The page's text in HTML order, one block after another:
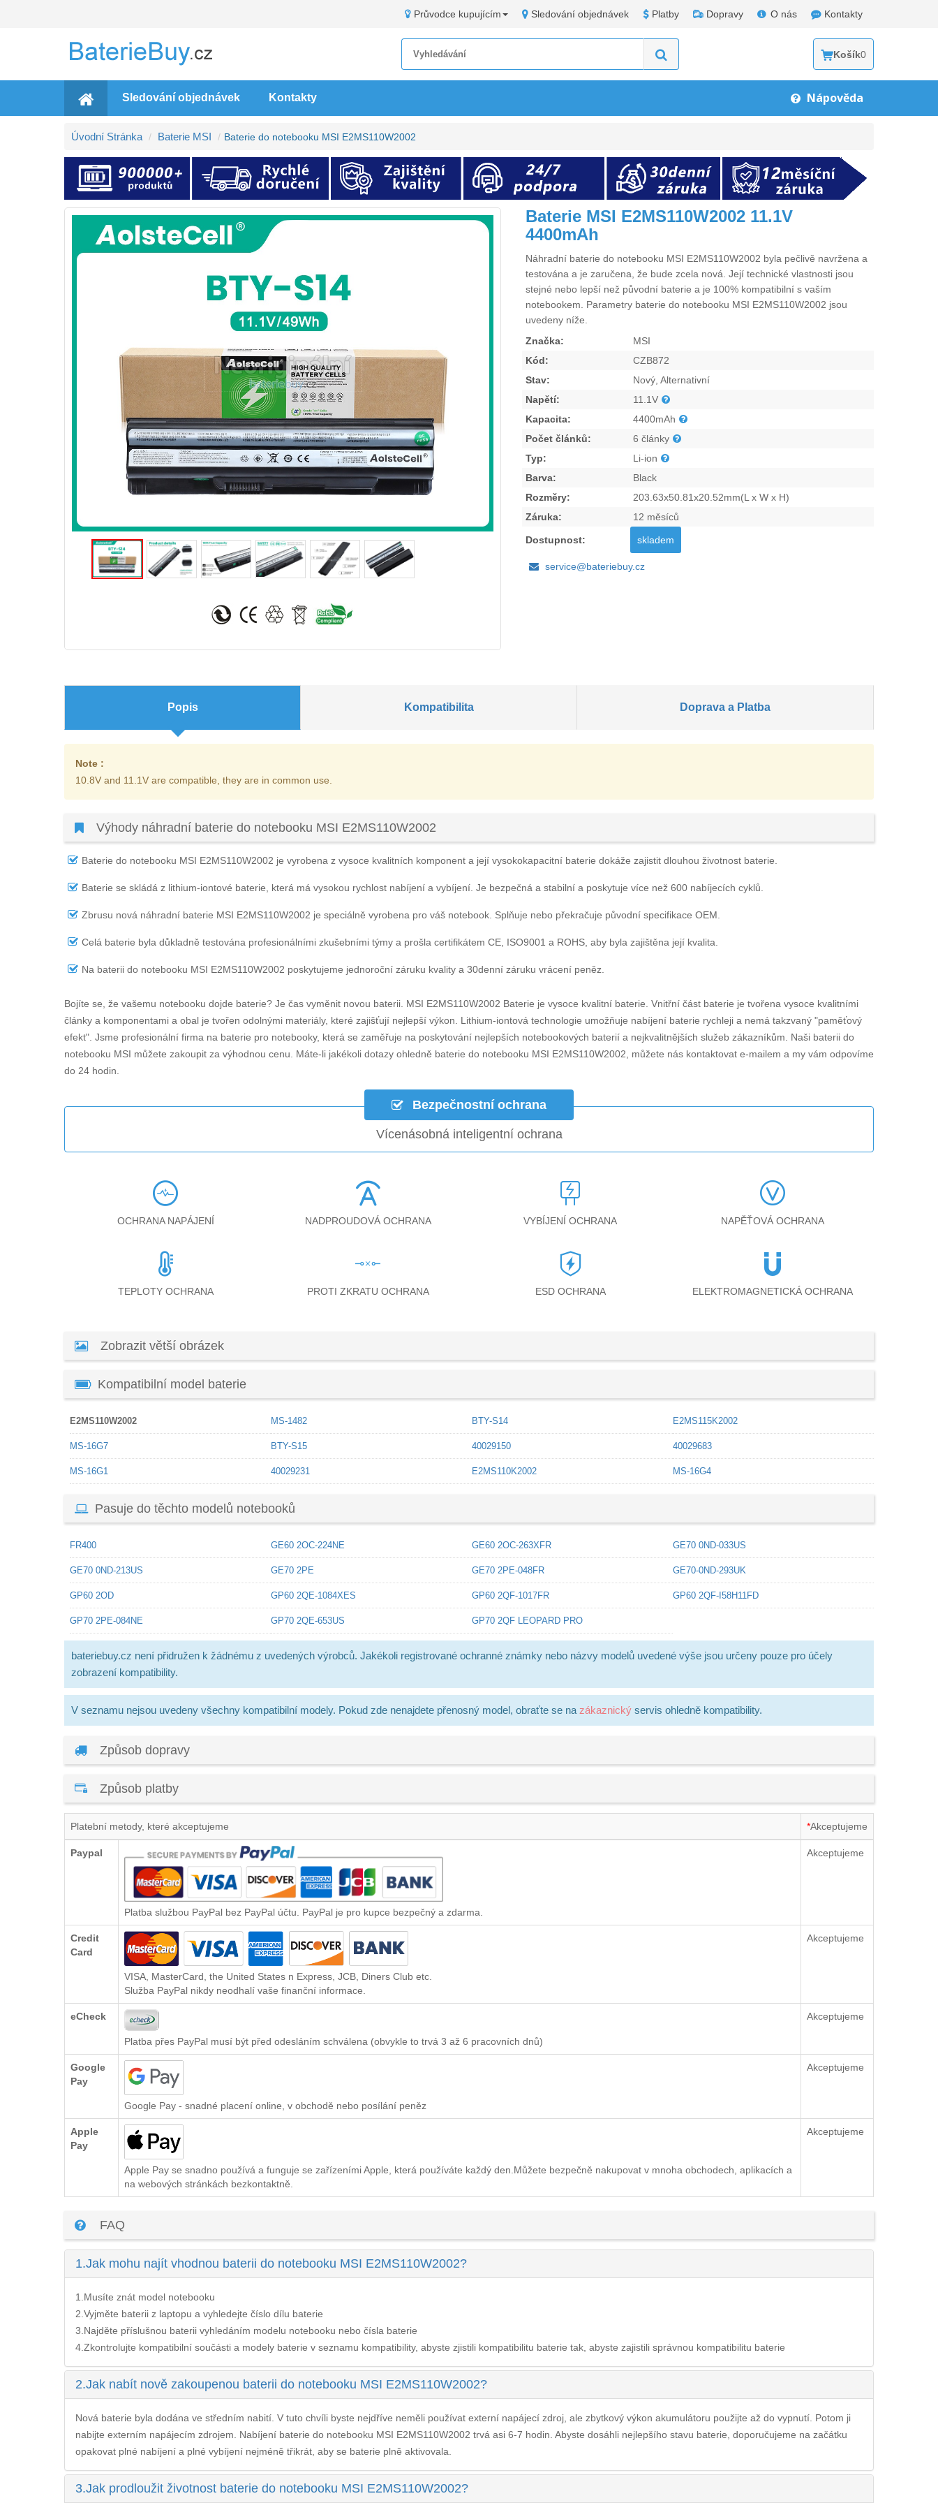
Průvodce kupujícím Sledování objednávek Platby Dopravy O nás Kontakty
Košík0
Sledování objednávek Kontakty Nápověda
Úvodní Stránka Baterie MSI Baterie do notebooku MSI E2MS110W2002
Baterie MSI E2MS110W2002 11.1V
4400mAh
Náhradní baterie do notebooku MSI E2MS110W2002 byla pečlivě navržena a
testována a je zaručena, že bude zcela nová. Její technické vlastnosti jsou
stejné nebo lepší než původní baterie a je 100% kompatibilní s vaším
notebookem. Parametry baterie do notebooku MSI E2MS110W2002 jsou
uvedeny níže.
Značka:
MSI
Kód:
CZB872
Stav:
Nový, Alternativní
Napětí:
11.1V
Kapacita:
4400mAh
Počet článků:
6 články
Typ:
Li-ion
Barva:
Black
Rozměry:
203.63x50.81x20.52mm(L x W x H)
Záruka:
12 měsíců
Dostupnost: skladem
service@bateriebuy.cz
Popis Kompatibilita Doprava a Platba
Note :
10.8V and 11.1V are compatible, they are in common use.
Výhody náhradní baterie do notebooku MSI E2MS110W2002
Baterie do notebooku MSI E2MS110W2002 je vyrobena z vysoce kvalitních komponent a její vysokokapacitní baterie dokáže zajistit dlouhou životnost baterie.
Baterie se skládá z lithium-iontové baterie, která má vysokou rychlost nabíjení a vybíjení. Je bezpečná a stabilní a poskytuje více než 600 nabíjecích cyklů.
Zbrusu nová náhradní baterie MSI E2MS110W2002 je speciálně vyrobena pro váš notebook. Splňuje nebo překračuje původní specifikace OEM.
Celá baterie byla důkladně testována profesionálními zkušebními týmy a prošla certifikátem CE, ISO9001 a ROHS, aby byla zajištěna její kvalita.
Na baterii do notebooku MSI E2MS110W2002 poskytujeme jednoroční záruku kvality a 30denní záruku vrácení peněz.
Bojíte se, že vašemu notebooku dojde baterie? Je čas vyměnit novou baterii. MSI E2MS110W2002 Baterie je vysoce kvalitní baterie. Vnitřní část baterie je tvořena vysoce kvalitními
články a komponentami a obal je tvořen odolnými materiály, které zajišťují nejlepší výkon. Lithium-iontová technologie umožňuje nabíjení baterie rychleji a nemá takzvaný "paměťový
efekt". Jsme profesionální firma na baterie pro notebooky, která se zaměřuje na poskytování nejlepších notebookových baterií a nejkvalitnějších služeb zákazníkům. Naši baterii do
notebooku MSI můžete zakoupit za výhodnou cenu. Máte-li jakékoli dotazy ohledně baterie do notebooku MSI E2MS110W2002 , můžete nás kontaktovat e-mailem a my vám odpovíme
do 24 hodin.
Bezpečnostní ochrana
Vícenásobná inteligentní ochrana
OCHRANA NAPÁJENÍ NADPROUDOVÁ OCHRANA VYBÍJENÍ OCHRANA NAPĚŤOVÁ OCHRANA
TEPLOTY OCHRANA PROTI ZKRATU OCHRANA ESD OCHRANA ELEKTROMAGNETICKÁ OCHRANA
Zobrazit větší obrázek
Kompatibilní model baterie
E2MS110W2002 MS-1482 BTY-S14 E2MS115K2002
MS-16G7 BTY-S15 40029150 40029683
MS-16G1 40029231 E2MS110K2002 MS-16G4
Pasuje do těchto modelů notebooků
FR400 GE60 2OC-224NE GE60 2OC-263XFR GE70 0ND-033US
GE70 0ND-213US GE70 2PE GE70 2PE-048FR GE70-0ND-293UK
GP60 2OD GP60 2QE-1084XES GP60 2QF-1017FR GP60 2QF-I58H11FD
GP70 2PE-084NE GP70 2QE-653US GP70 2QF LEOPARD PRO
bateriebuy.cz není přidružen k žádnému z uvedených výrobců. Jakékoli registrované ochranné známky nebo názvy modelů uvedené výše jsou určeny pouze pro účely
zobrazení kompatibility.
V seznamu nejsou uvedeny všechny kompatibilní modely. Pokud zde nenajdete přenosný model, obraťte se na zákaznický servis ohledně kompatibility.
Způsob dopravy
Způsob platby
Platební metody, které akceptujeme *Akceptujeme
Paypal
Platba službou PayPal bez PayPal účtu. PayPal je pro kupce bezpečný a zdarma.
Akceptujeme
Credit
Card
VISA, MasterCard, the United States n Express, JCB, Diners Club etc.
Služba PayPal nikdy neodhalí vaše finanční informace.
Akceptujeme
eCheck
Platba přes PayPal musí být před odesláním schválena (obvykle to trvá 3 až 6 pracovních dnů)
Akceptujeme
Google
Pay
Google Pay - snadné placení online, v obchodě nebo posílání peněz
Akceptujeme
Apple
Pay
Apple Pay se snadno používá a funguje se zařízeními Apple, která používáte každý den.Můžete bezpečně nakupovat v mnoha obchodech, aplikacích a
na webových stránkách bezkontaktně.
Akceptujeme
FAQ
1.Jak mohu najít vhodnou baterii do notebooku MSI E2MS110W2002?
1.Musíte znát model notebooku
2.Vyjměte baterii z laptopu a vyhledejte číslo dílu baterie
3.Najděte příslušnou baterii vyhledáním modelu notebooku nebo čísla baterie
4.Zkontrolujte kompatibilní součásti a modely baterie v seznamu kompatibility, abyste zjistili kompatibilitu baterie tak, abyste zajistili správnou kompatibilitu baterie
2.Jak nabít nově zakoupenou baterii do notebooku MSI E2MS110W2002?
Nová baterie byla dodána ve středním nabití. V tuto chvíli byste nejdříve neměli používat externí napájecí zdroj, ale zbytkový výkon akumulátoru použijte až do vypnutí. Potom ji
nabijte externím napájecím zdrojem. Nabíjení baterie do notebooku MSI E2MS110W2002 trvá asi 6-7 hodin. Abyste dosáhli nejlepšího stavu baterie, doporučujeme na začátku
opakovat plné nabíjení a plné vybíjení nejméně třikrát, aby se baterie plně aktivovala.
3.Jak prodloužit životnost baterie do notebooku MSI E2MS110W2002?